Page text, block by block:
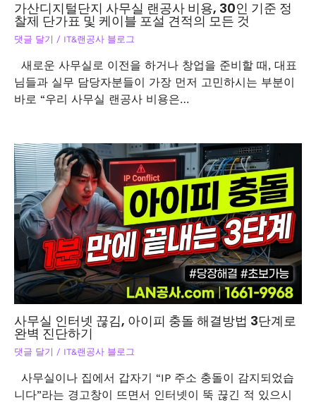
가산디지털단지 사무실 랜공사 비용, 30인 기준 정
찰제 단가표 및 케이블 포설 견적의 모든 것
댓글 달기 / IT&랜공사 블로그
새로운 사무실로 이전을 하거나 창업을 준비할 때, 대표
님들과 실무 담당자분들이 가장 먼저 고민하시는 부분이
바로 “우리 사무실 랜공사 비용은…
사무실 인터넷 끊김, 아이피 충돌 해결방법 3단계로
완벽 진단하기
댓글 달기 / IT&랜공사 블로그
사무실이나 집에서 갑자기 “IP 주소 충돌이 감지되었습
니다”라는 경고창이 뜨면서 인터넷이 뚝 끊긴 적 있으시